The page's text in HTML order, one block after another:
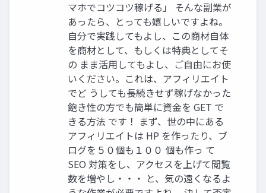
マホでコツコツ稼げる」 そんな副業が
あったら、とっても嬉しいですよね。
自分で実践してもよし、この商材自体
を商材として、もしくは特典としてそ
の まま活用してもよし、ご自由にお使
いください。これは、アフィリエイト
でど うしても長続きせず稼げなかった
飽き性の方でも簡単に資金を GET で
きる方法 です！ まず、世の中にある
アフィリエイトは HP を作ったり、ブ
ログを５０個も１００ 個も作っ て
SEO 対策をし、アクセスを上げて閲覧
数を増やし・・・ と、気の遠くなるよ